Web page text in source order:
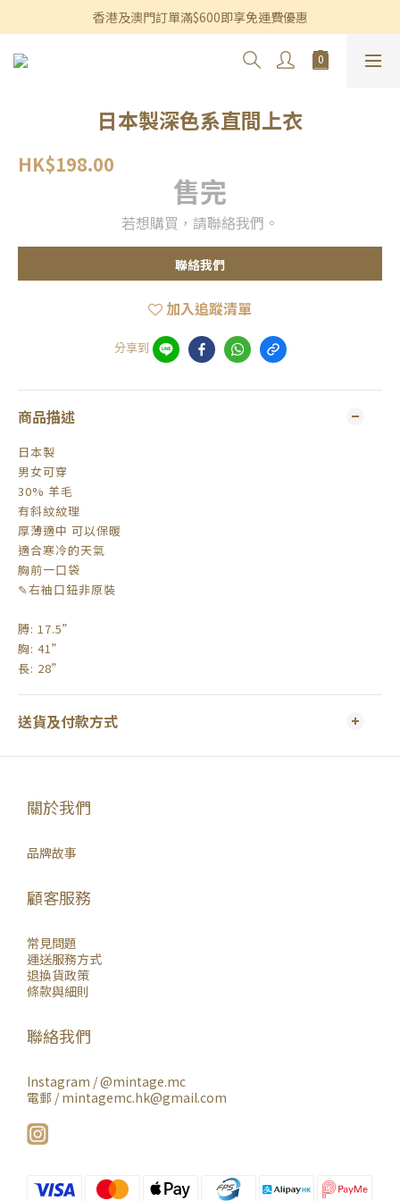
香港及澳門訂單滿$600即享免運費優惠
香港及澳門訂單滿$600即享免運費優惠
3個月內買滿$1,200可享永久九折優惠
日本製深色系直間上衣
HK$198.00
售完
若想購買，請聯絡我們。
聯絡我們
加入追蹤清單
分享到
商品描述
日本製
男女可穿
30% 羊毛
有斜紋紋理
厚薄適中 可以保暖
適合寒冷的天氣
胸前一口袋
✎右袖口鈕非原裝
膊: 17.5”
胸: 41”
長: 28”
送貨及付款方式
關於我們
品牌故事
顧客服務
常見問題
運送服務方式
退換貨政策
條款與細則
聯絡我們
Instagram /@mintage.mc
電郵 / mintagemc.hk@gmail.com